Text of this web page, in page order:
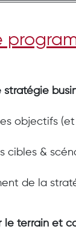
stratégie
objectifs (et
cibles &
de la
le terrain et